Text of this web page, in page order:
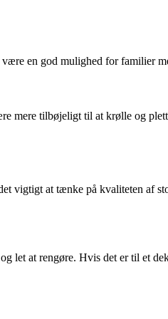
være en god mulighed for familier
mere tilbøjeligt til at krølle og
vigtigt at tænke på kvaliteten af
let at rengøre. Hvis det er til et